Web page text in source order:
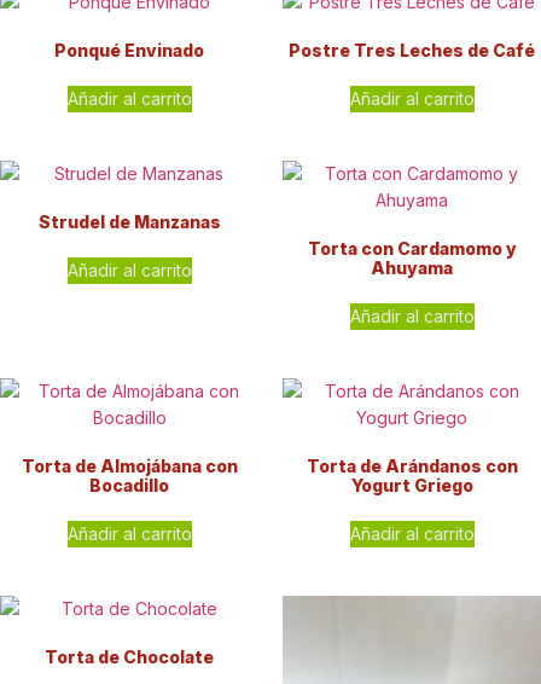
Ponqué Envinado
Añadir al carrito
Postre Tres Leches de Café
Añadir al carrito
Strudel de Manzanas
Añadir al carrito
Torta con Cardamomo y
Ahuyama
Añadir al carrito
Torta de Almojábana con
Bocadillo
Añadir al carrito
Torta de Arándanos con
Yogurt Griego
Añadir al carrito
Torta de Chocolate